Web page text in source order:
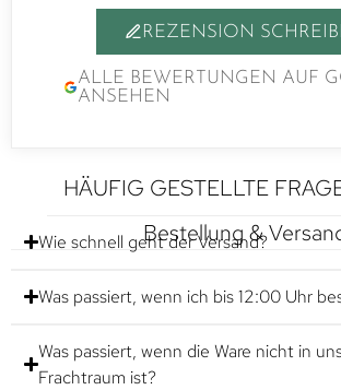
REZENSION
ALLE BEWERTUNGEN AUF
ANSEHEN
HÄUFIG GESTELLTE
Bestellung &
Wie schnell geht der Versand?
Was passiert, wenn ich bis 12:00 Uhr
Was passiert, wenn die Ware nicht in
Frachtraum ist?